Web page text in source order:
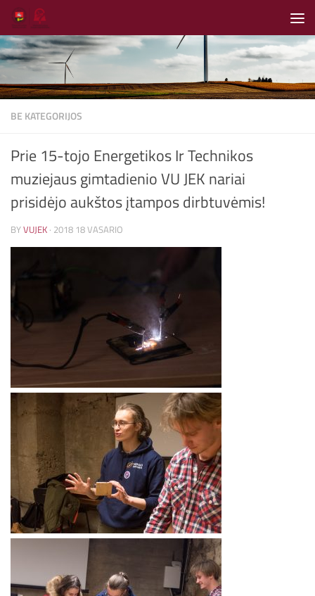
Skip to content
BE KATEGORIJOS
Prie 15-tojo Energetikos Ir Technikos
muziejaus gimtadienio VU JEK nariai
prisidėjo aukštos įtampos dirbtuvėmis!
BYVUJEK · 2018 18 VASARIO